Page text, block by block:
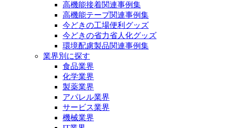
高機能接着関連事例集
高機能テープ関連事例集
今どきの工場便利グッズ
今どきの省力省人化グッズ
環境配慮製品関連事例集
業界別に探す
食品業界
化学業界
製薬業界
アパレル業界
サービス業界
機械業界